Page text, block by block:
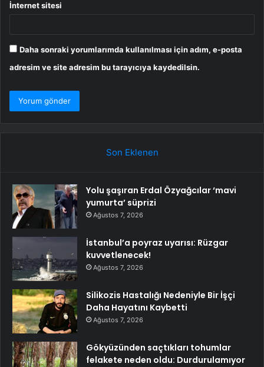
İnternet sitesi
Daha sonraki yorumlarımda kullanılması için adım, e-posta
adresim ve site adresim bu tarayıcıya kaydedilsin.
Son Eklenen
Yolu şaşıran Erdal Özyağcılar ‘mavi
yumurta’ süprizi
Ağustos 7, 2026
İstanbul’a poyraz uyarısı: Rüzgar
kuvvetlenecek!
Ağustos 7, 2026
Silikozis Hastalığı Nedeniyle Bir İşçi
Daha Hayatını Kaybetti
Ağustos 7, 2026
Gökyüzünden saçtıkları tohumlar
felakete neden oldu: Durdurulamıyor